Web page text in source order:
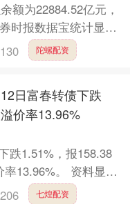
额为22884.52亿元，
时报数据宝统计显
130 陀螺配资
日富春转债下跌
价率13.96%
跌1.51%，报158.38
13.96%。 资料显
券....
206 七煌配资